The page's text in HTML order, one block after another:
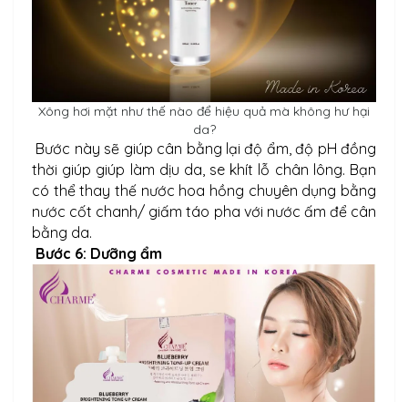
Xông hơi mặt như thế nào để hiệu quả mà không hư hại
da?
Bước này sẽ giúp cân bằng lại độ ẩm, độ pH đồng
thời giúp giúp làm dịu da, se khít lỗ chân lông. Bạn
có thể thay thế nước hoa hồng chuyên dụng bằng
nước cốt chanh/ giấm táo pha với nước ấm để cân
bằng da.
Bước 6: Dưỡng ẩm